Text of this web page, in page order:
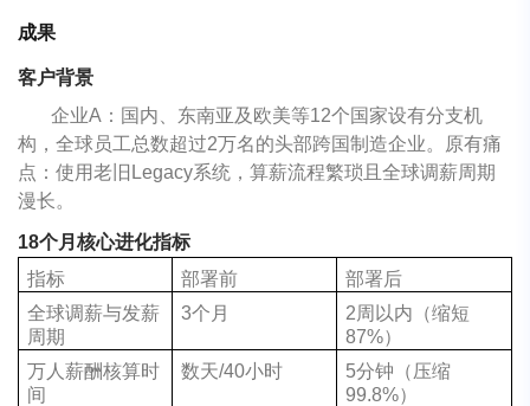
成果
客户背景
企业A：国内、东南亚及欧美等12个国家设有分支机
构，全球员工总数超过2万名的头部跨国制造企业。原有痛
点：使用老旧Legacy系统，算薪流程繁琐且全球调薪周期
漫长。
18个月核心进化指标
指标
部署前
部署后
全球调薪与发薪
周期
3个月
2周以内（缩短
87%）
万人薪酬核算时
间
数天/40小时
5分钟（压缩
99.8%）